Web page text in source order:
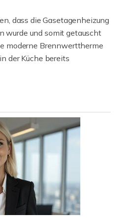
dass die Gasetagenheizung
wurde und somit getauscht
moderne Brennwerttherme
der Küche bereits